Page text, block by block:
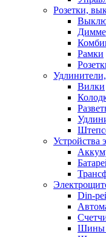
Розетки,
Рамки
Вилки
Устройства
Din-
Шины